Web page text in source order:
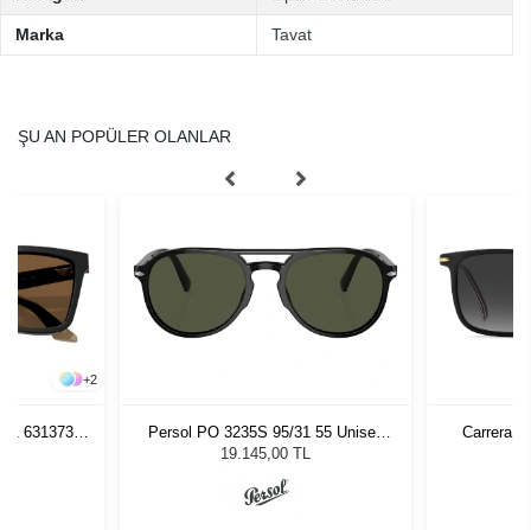
Marka Tavat
ŞU AN POPÜLER OLANLAR
+2
631373
Persol PO 3235S 95/31 55 Unisex
Güneş Gözlüğü
19.145,00 TL
Carrera